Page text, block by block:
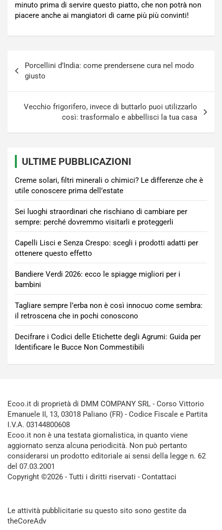
minuto prima di servire questo piatto, che non potrà non
piacere anche ai mangiatori di carne più più convinti!
articoli
Porcellini d’India: come prendersene cura nel modo
giusto
Vecchio frigorifero, invece di buttarlo puoi utilizzarlo
così: trasformalo e abbellisci la tua casa
ULTIME PUBBLICAZIONI
Creme solari, filtri minerali o chimici? Le differenze che è
utile conoscere prima dell’estate
Sei luoghi straordinari che rischiano di cambiare per
sempre: perché dovremmo visitarli e proteggerli
Capelli Lisci e Senza Crespo: scegli i prodotti adatti per
ottenere questo effetto
Bandiere Verdi 2026: ecco le spiagge migliori per i
bambini
Tagliare sempre l’erba non è così innocuo come sembra:
il retroscena che in pochi conoscono
Decifrare i Codici delle Etichette degli Agrumi: Guida per
Identificare le Bucce Non Commestibili
Ecoo.it di proprietà di DMM COMPANY SRL - Corso Vittorio
Emanuele II, 13, 03018 Paliano (FR) - Codice Fiscale e Partita
I.V.A. 03144800608
Ecoo.it non è una testata giornalistica, in quanto viene
aggiornato senza alcuna periodicità. Non può pertanto
considerarsi un prodotto editoriale ai sensi della legge n. 62
del 07.03.2001
Copyright ©2026 - Tutti i diritti riservati - Contattaci
Le attività pubblicitarie su questo sito sono gestite da
theCoreAdv